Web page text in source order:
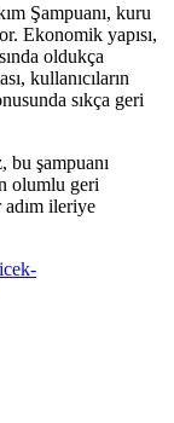
Şampuanı, kuru
Ekonomik yapısı,
oldukça
kullanıcıların
sıkça geri
bu şampuanı
olumlu geri
adım ileriye